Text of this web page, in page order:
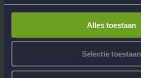
Alles toestaan
Selectie toestaan